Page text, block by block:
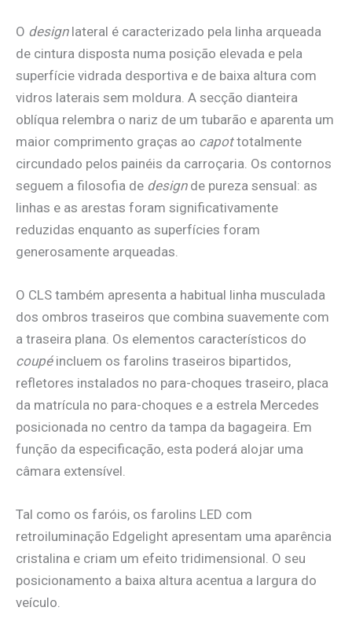
O designlateral é caracterizado pela linha arqueada
de cintura disposta numa posição elevada e pela
superfície vidrada desportiva e de baixa altura com
vidros laterais sem moldura. A secção dianteira
oblíqua relembra o nariz de um tubarão e aparenta um
maior comprimento graças ao capottotalmente
circundado pelos painéis da carroçaria. Os contornos
seguem a filosofia de designde pureza sensual: as
linhas e as arestas foram significativamente
reduzidas enquanto as superfícies foram
generosamente arqueadas.
O CLS também apresenta a habitual linha musculada
dos ombros traseiros que combina suavemente com
a traseira plana. Os elementos característicos do
coupéincluem os farolins traseiros bipartidos,
refletores instalados no para-choques traseiro, placa
da matrícula no para-choques e a estrela Mercedes
posicionada no centro da tampa da bagageira. Em
função da especificação, esta poderá alojar uma
câmara extensível.
Tal como os faróis, os farolins LED com
retroiluminação Edgelight apresentam uma aparência
cristalina e criam um efeito tridimensional. O seu
posicionamento a baixa altura acentua a largura do
veículo.